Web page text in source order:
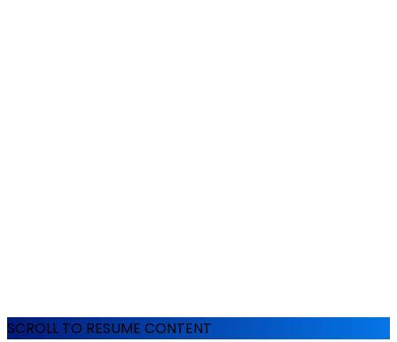
SCROLL TO RESUME CONTENT